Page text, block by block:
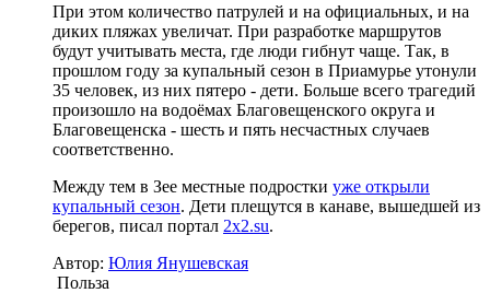
При этом количество патрулей и на официальных, и на
диких пляжах увеличат. При разработке маршрутов
будут учитывать места, где люди гибнут чаще. Так, в
прошлом году за купальный сезон в Приамурье утонули
35 человек, из них пятеро - дети. Больше всего трагедий
произошло на водоёмах Благовещенского округа и
Благовещенска - шесть и пять несчастных случаев
соответственно.
Между тем в Зее местные подростки уже открыли
купальный сезон. Дети плещутся в канаве, вышедшей из
берегов, писал портал 2x2.su.
Автор: Юлия Янушевская
Польза